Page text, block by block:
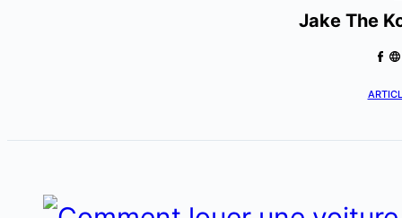
Jake The